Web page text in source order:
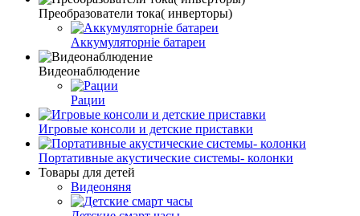
Преобразователи тока( инверторы)
Аккумуляторніе батареи
Видеонаблюдение
Рации
Игровые консоли и детские приставки
Портативные акустические системы- колонки
Товары для детей
Видеоняня